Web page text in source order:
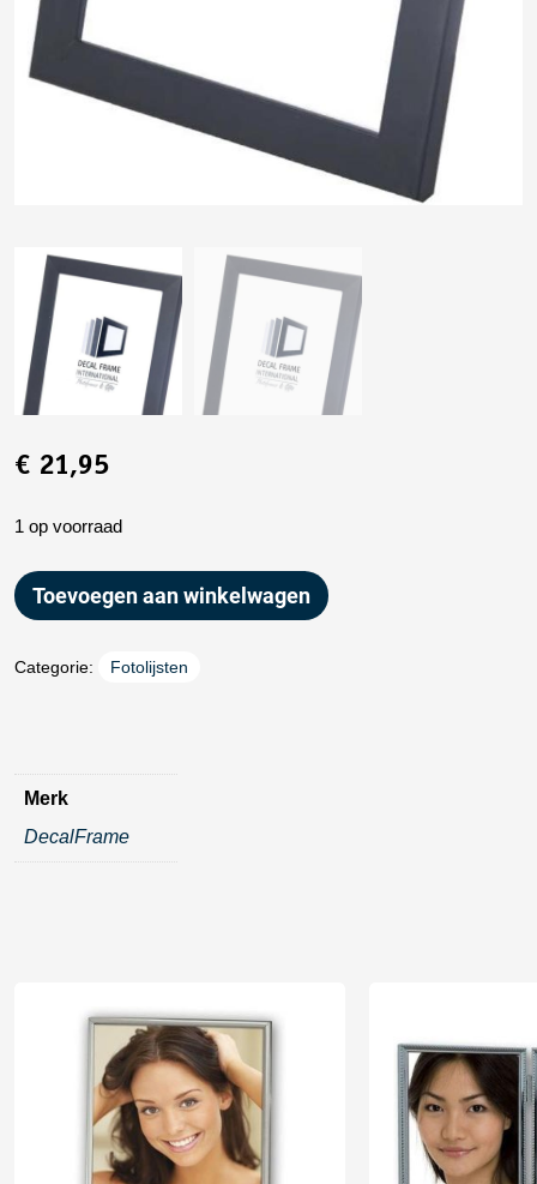
€ 21,95
1 op voorraad
Toevoegen aan winkelwagen
Categorie: Fotolijsten
Merk
DecalFrame